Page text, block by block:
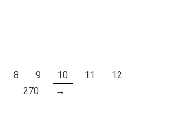
8 9 10 11 12
…
270
→